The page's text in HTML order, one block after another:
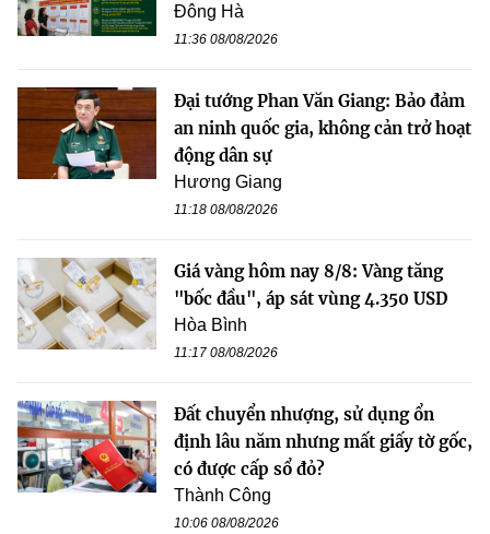
Đông Hà
11:36 08/08/2026
Đại tướng Phan Văn Giang: Bảo đảm
an ninh quốc gia, không cản trở hoạt
động dân sự
Hương Giang
11:18 08/08/2026
Giá vàng hôm nay 8/8: Vàng tăng
"bốc đầu", áp sát vùng 4.350 USD
Hòa Bình
11:17 08/08/2026
Đất chuyển nhượng, sử dụng ổn
định lâu năm nhưng mất giấy tờ gốc,
có được cấp sổ đỏ?
Thành Công
10:06 08/08/2026